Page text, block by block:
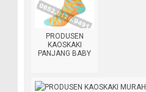
PRODUSEN
KAOSKAKI
PANJANG BABY